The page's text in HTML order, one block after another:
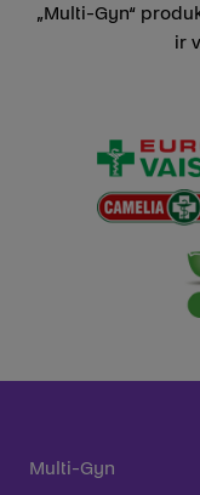
„Multi-Gyn“
ir
Multi-Gyn